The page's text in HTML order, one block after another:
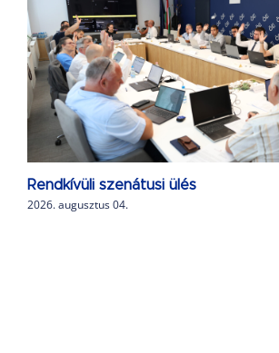
Rendkívüli szenátusi ülés
2026. augusztus 04.